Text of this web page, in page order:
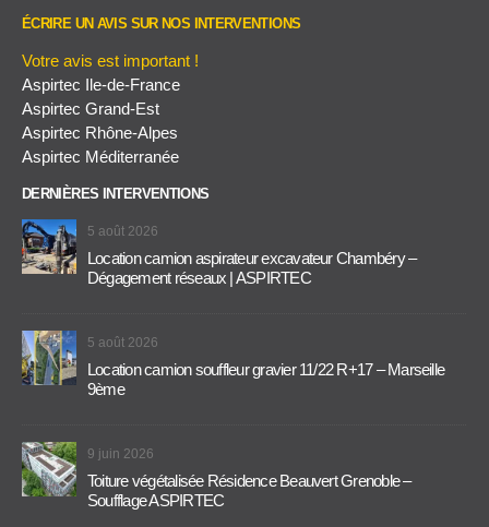
ÉCRIRE UN AVIS SUR NOS INTERVENTIONS
Votre avis est important !
Aspirtec Ile-de-France
Aspirtec Grand-Est
Aspirtec Rhône-Alpes
Aspirtec Méditerranée
DERNIÈRES INTERVENTIONS
5 août 2026
Location camion aspirateur excavateur Chambéry –
Dégagement réseaux | ASPIRTEC
5 août 2026
Location camion souffleur gravier 11/22 R+17 – Marseille
9ème
9 juin 2026
Toiture végétalisée Résidence Beauvert Grenoble –
Soufflage ASPIRTEC